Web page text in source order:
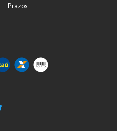
Prazos